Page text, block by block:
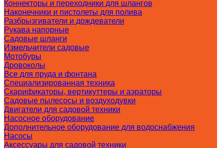
Коннекторы и переходники для шлангов
Наконечники и пистолеты для полива
Разбрызгиватели и дождеватели
Рукава напорные
Садовые шланги
Измельчители садовые
Мотобуры
Дровоколы
Все для пруда и фонтана
Специализированная техника
Скарификаторы, вертикуттеры и аэраторы
Садовые пылесосы и воздуходувки
Двигатели для садовой техники
Насосное оборудование
Дополнительное оборудование для водоснабжения
Насосы
Аксессуары для садовой техники